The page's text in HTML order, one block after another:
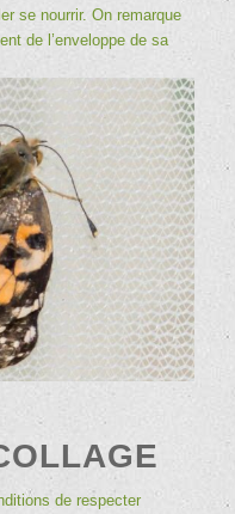
se nourrir. On remarque
de l’enveloppe de sa
de respecter